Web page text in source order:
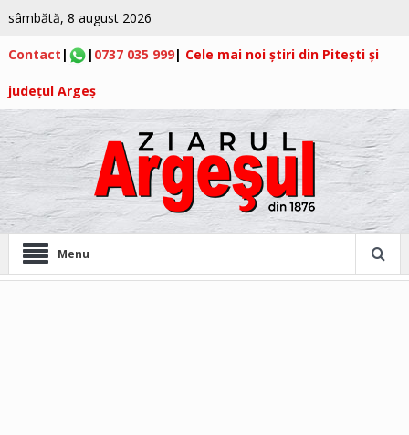
sâmbătă, 8 august 2026
Contact | | 0737 035 999| Cele mai noi știri din Pitești și
județul Argeș
Menu